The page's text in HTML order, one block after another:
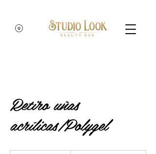
Retiro uñas
acrílicas/Polygel